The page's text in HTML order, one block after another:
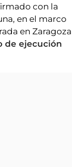
con la
en el marco
en Zaragoza
de ejecución